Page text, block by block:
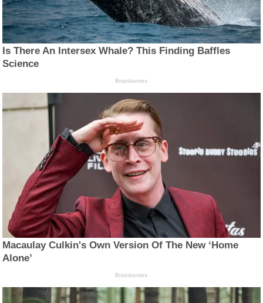
Is There An Intersex Whale? This Finding Baffles
Science
Brainberries
Macaulay Culkin's Own Version Of The New ‘Home
Alone’
Brainberries